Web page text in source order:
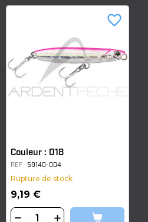
Couleur : 018
REF 59140-004
Rupture de stock
9,19 €
favorite_border